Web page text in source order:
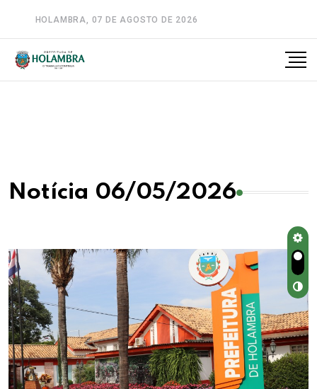
HOLAMBRA, 07 DE AGOSTO DE 2026
Notícia 06/05/2026